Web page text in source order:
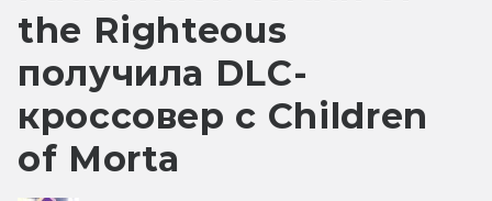
the Righteous
получила DLC-
кроссовер с Children
of Morta